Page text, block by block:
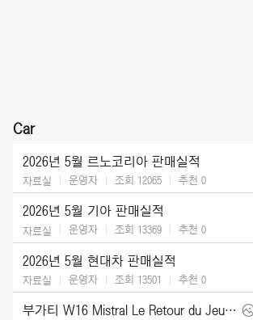
Car
2026년 5월 르노코리아 판매실적
자료실 운영자 조회 12065 추천 0
2026년 5월 기아 판매실적
자료실 운영자 조회 13369 추천 0
2026년 5월 현대차 판매실적
자료실 운영자 조회 13501 추천 0
부가티 W16 Mistral Le Retour du Jeune Prince (2026)